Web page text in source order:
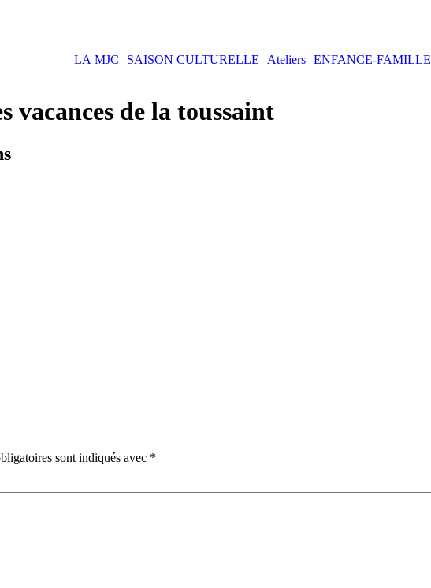
LA MJC SAISON CULTURELLE Ateliers
ENFANCE-FAMILLE
vacances de la toussaint
sont indiqués avec *